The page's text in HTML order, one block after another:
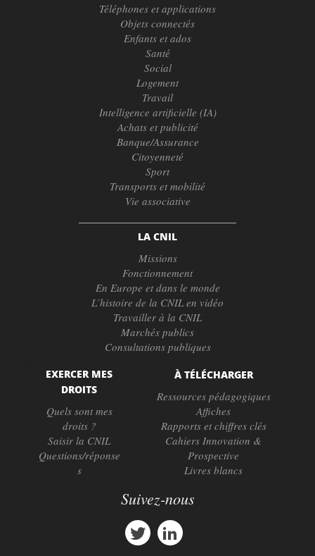
Téléphones et applications
Objets connectés
Enfants et ados
Santé
Social
Logement
Travail
Intelligence artificielle (IA)
Achats et publicité
Banque/Assurance
Citoyenneté
Sport
Transports et mobilité
Vie associative
LA CNIL
Missions
Fonctionnement
En Europe et dans le monde
L’histoire de la CNIL en vidéo
Travailler à la CNIL
Marchés publics
Consultations publiques
EXERCER MES
DROITS
Quels sont mes
droits ?
Saisir la CNIL
Questions/réponse
s
À TÉLÉCHARGER
Ressources pédagogiques
Affiches
Rapports et chiffres clés
Cahiers Innovation &
Prospective
Livres blancs
Suivez-nous